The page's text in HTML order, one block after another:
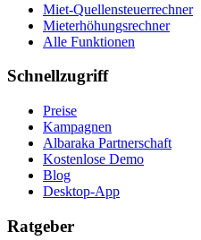
Miet-Quellensteuerrechner
Mieterhöhungsrechner
Alle Funktionen
Schnellzugriff
Preise
Kampagnen
Albaraka Partnerschaft
Kostenlose Demo
Blog
Desktop-App
Ratgeber